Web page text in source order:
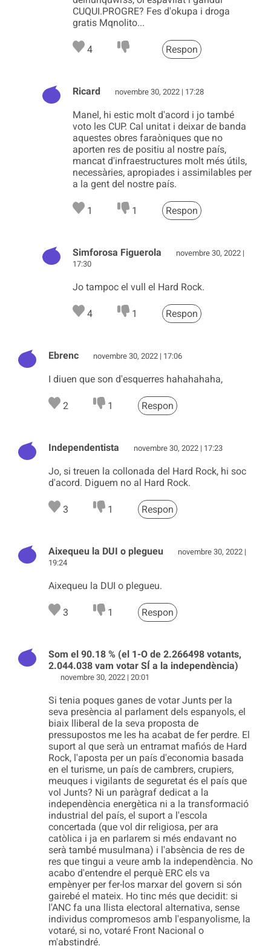
CUQUI.PROGRE? Fes d'okupa i droga
gratis Mqnolito...
4 Respon
Ricard novembre 30, 2022 | 17:28
Manel, hi estic molt d'acord i jo també
voto les CUP. Cal unitat i deixar de banda
aquestes obres faraòniques que no
aporten res de positiu al nostre país,
mancat d'infraestructures molt més útils,
necessàries, apropiades i assimilables per
a la gent del nostre país.
1 1 Respon
Simforosa Figuerola
novembre 30, 2022 |
17:30
Jo tampoc el vull el Hard Rock.
4 1 Respon
Ebrenc novembre 30, 2022 | 17:06
I diuen que son d'esquerres hahahahaha,
2 1 Respon
Independentista novembre 30, 2022 | 17:23
Jo, si treuen la collonada del Hard Rock, hi soc
d'acord. Diguem no al Hard Rock.
3 1 Respon
Aixequeu la DUI o plegueu
novembre 30, 2022 |
19:24
Aixequeu la DUI o plegueu.
3 1 Respon
Som el 90.18 % (el 1-O de 2.266498 votants,
2.044.038 vam votar SÍ a la independència)
novembre 30, 2022 | 20:01
Si tenia poques ganes de votar Junts per la
seva presència al parlament dels espanyols, el
biaix lliberal de la seva proposta de
pressupostos me les ha acabat de fer perdre. El
suport al que serà un entramat mafiós de Hard
Rock, l'aposta per un país d'economia basada
en el turisme, un país de cambrers, crupiers,
meuques i vigilants de seguretat és el país que
vol Junts? Ni un paràgraf dedicat a la
independència energètica ni a la transformació
industrial del país, el suport a l'escola
concertada (que vol dir religiosa, per ara
catòlica i ja en parlarem si més endavant no
serà també musulmana) i l'absència de res de
res que tingui a veure amb la independència. No
acabo d'entendre el perquè ERC els va
empènyer per fer-los marxar del govern si són
gairebé el mateix. Ho tinc més que decidit: si
l'ANC fa una llista electoral alternativa, sense
individus compromesos amb l'espanyolisme, la
votaré, si no, votaré Front Nacional o
m'abstindré.